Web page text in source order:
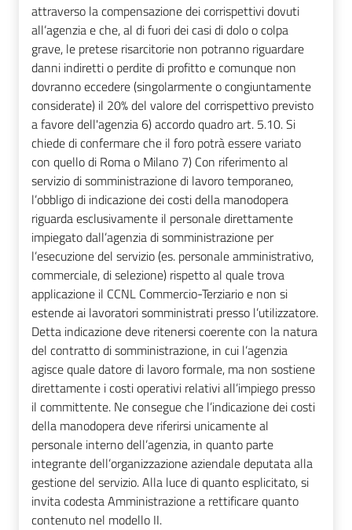
attraverso la compensazione dei corrispettivi dovuti
all’agenzia e che, al di fuori dei casi di dolo o colpa
grave, le pretese risarcitorie non potranno riguardare
danni indiretti o perdite di profitto e comunque non
dovranno eccedere (singolarmente o congiuntamente
considerate) il 20% del valore del corrispettivo previsto
a favore dell'agenzia 6) accordo quadro art. 5.10. Si
chiede di confermare che il foro potrà essere variato
con quello di Roma o Milano 7) Con riferimento al
servizio di somministrazione di lavoro temporaneo,
l’obbligo di indicazione dei costi della manodopera
riguarda esclusivamente il personale direttamente
impiegato dall’agenzia di somministrazione per
l’esecuzione del servizio (es. personale amministrativo,
commerciale, di selezione) rispetto al quale trova
applicazione il CCNL Commercio-Terziario e non si
estende ai lavoratori somministrati presso l’utilizzatore.
Detta indicazione deve ritenersi coerente con la natura
del contratto di somministrazione, in cui l’agenzia
agisce quale datore di lavoro formale, ma non sostiene
direttamente i costi operativi relativi all’impiego presso
il committente. Ne consegue che l’indicazione dei costi
della manodopera deve riferirsi unicamente al
personale interno dell’agenzia, in quanto parte
integrante dell’organizzazione aziendale deputata alla
gestione del servizio. Alla luce di quanto esplicitato, si
invita codesta Amministrazione a rettificare quanto
contenuto nel modello II.